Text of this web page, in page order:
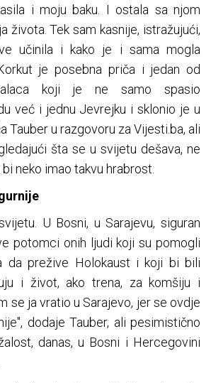
i moju baku. I ostala sa njom
života. Tek sam kasnije, istražujući,
učinila i kako je i sama mogla
je posebna priča i jedan od
koji je ne samo spasio
već i jednu Jevrejku i sklonio je u
Tauber u razgovoru za Vijesti.ba, ali
šta se u svijetu dešava, ne
neko imao takvu hrabrost.
U Bosni, u Sarajevu, siguran
potomci onih ljudi koji su pomogli
da prežive Holokaust i koji bi bili
i život, ako trena, za komšiju i
se ja vratio u Sarajevo, jer se ovdje
dodaje Tauber, ali pesimistično
danas, u Bosni i Hercegovini